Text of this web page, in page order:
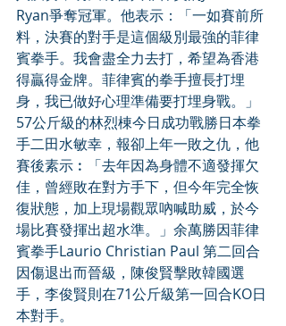
Ryan爭奪冠軍。他表示：「一如賽前所
料，決賽的對手是這個級別最強的菲律
賓拳手。我會盡全力去打，希望為香港
得贏得金牌。菲律賓的拳手擅長打埋
身，我已做好心理準備要打埋身戰。」
57公斤級的林烈棟今日成功戰勝日本拳
手二田水敏幸，報卻上年一敗之仇，他
賽後素示︰「去年因為身體不適發揮欠
佳，曾經敗在對方手下，但今年完全恢
復狀態，加上現場觀眾吶喊助威，於今
場比賽發揮出超水準。」余萬勝因菲律
賓拳手Laurio Christian Paul 第二回合
因傷退出而晉級，陳俊賢擊敗韓國選
手，李俊賢則在71公斤級第一回合KO日
本對手。